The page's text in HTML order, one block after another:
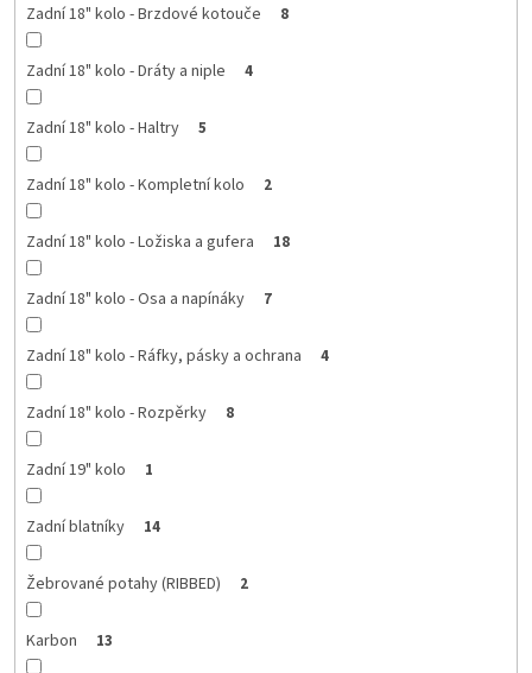
Zadní 18" kolo - Brzdové kotouče 8
Zadní 18" kolo - Dráty a niple 4
Zadní 18" kolo - Haltry 5
Zadní 18" kolo - Kompletní kolo 2
Zadní 18" kolo - Ložiska a gufera 18
Zadní 18" kolo - Osa a napínáky 7
Zadní 18" kolo - Ráfky, pásky a ochrana 4
Zadní 18" kolo - Rozpěrky 8
Zadní 19" kolo 1
Zadní blatníky 14
Žebrované potahy (RIBBED) 2
Karbon 13